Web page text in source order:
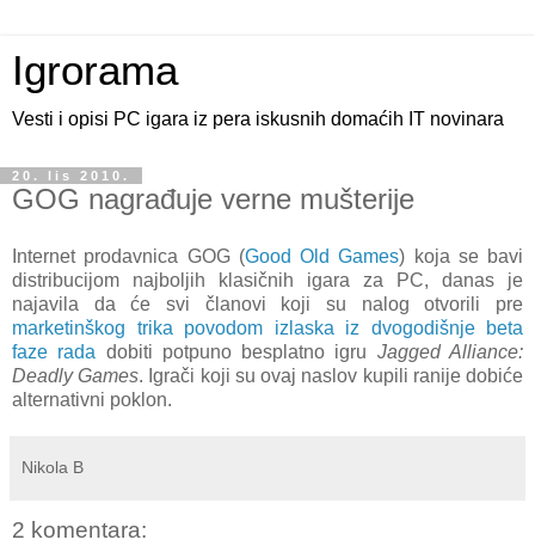
Igrorama
Vesti i opisi PC igara iz pera iskusnih domaćih IT novinara
20. lis 2010.
GOG nagrađuje verne mušterije
Internet prodavnica GOG (Good Old Games) koja se bavi
distribucijom najboljih klasičnih igara za PC, danas je
najavila da će svi članovi koji su nalog otvorili pre
marketinškog trika povodom izlaska iz dvogodišnje beta
faze rada dobiti potpuno besplatno igru Jagged Alliance:
Deadly Games. Igrači koji su ovaj naslov kupili ranije dobiće
alternativni poklon.
Nikola B
2 komentara: